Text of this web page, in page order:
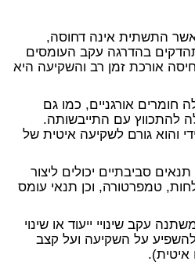
התשתית אינה דחוסה,
בהדרגה עקב העומסים
אורכת זמן רב והשקיעה היא
חומרים אורגניים, כמו גם
להתכווץ עם התייבשותה.
והוא גורם לשקיעה איטית של
סביבתיים יכולים ליצור
טמפרטורה, וכן תנאי עומס
עקב שינויי ייעוד או שינוי
להשפיע על השקיעה ועל קצב
איטית).